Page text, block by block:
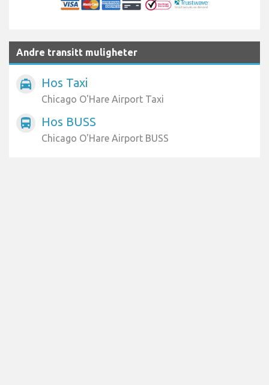
Andre transitt muligheter
local_taxi Hos Taxi
Chicago O'Hare Airport Taxi
directions_bus Hos BUSS
Chicago O'Hare Airport BUSS